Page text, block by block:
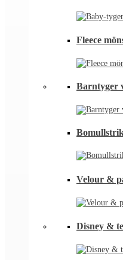
Fleece
Barntyger
Velour &
Disney &